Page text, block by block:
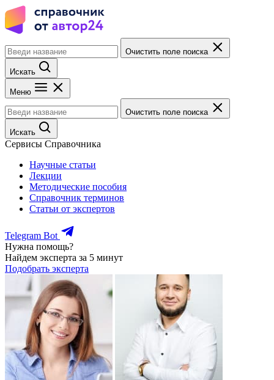
Очистить поле поиска
Искать
Меню
Очистить поле поиска
Искать
Сервисы Справочника
Научные статьи
Лекции
Методические пособия
Справочник терминов
Статьи от экспертов
Telegram Bot
Нужна помощь?
Найдем эксперта за 5 минут
Подобрать эксперта